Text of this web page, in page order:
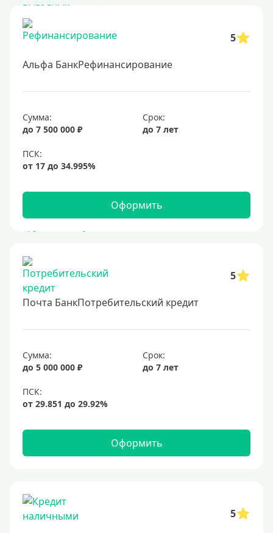
5
Альфа БанкРефинансирование
Сумма:
до 7 500 000 ₽
Срок:
до 7 лет
Оформить
5
Почта БанкПотребительский кредит
Сумма:
до 5 000 000 ₽
Срок:
до 7 лет
Оформить
5